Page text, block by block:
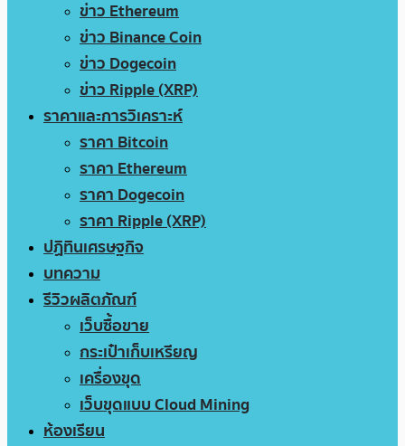
ข่าว Ethereum
ข่าว Binance Coin
ข่าว Dogecoin
ข่าว Ripple (XRP)
ราคาและการวิเคราะห์
ราคา Bitcoin
ราคา Ethereum
ราคา Dogecoin
ราคา Ripple (XRP)
ปฏิทินเศรษฐกิจ
บทความ
รีวิวผลิตภัณฑ์
เว็บซื้อขาย
กระเป๋าเก็บเหรียญ
เครื่องขุด
เว็บขุดแบบ Cloud Mining
ห้องเรียน